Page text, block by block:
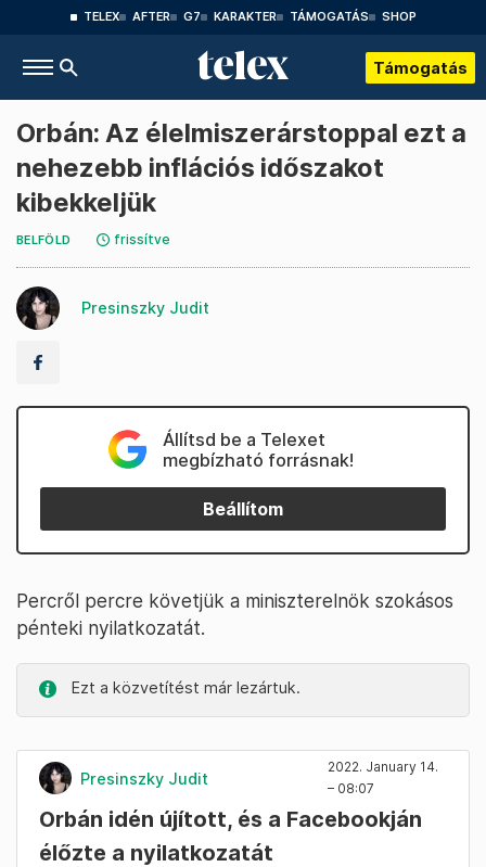
TELEX AFTER G7 KARAKTER TÁMOGATÁS SHOP
Támogatás
Orbán: Az élelmiszerárstoppal ezt a
nehezebb inflációs időszakot
kibekkeljük
BELFÖLD frissítve
Presinszky Judit
Állítsd be a Telexet
megbízható forrásnak!
Beállítom
Percről percre követjük a miniszterelnök szokásos
pénteki nyilatkozatát.
Ezt a közvetítést már lezártuk.
Presinszky Judit
2022. January 14.
– 08:07
Orbán idén újított, és a Facebookján
élőzte a nyilatkozatát